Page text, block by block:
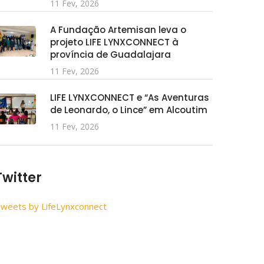
11 Fev, 2026
A Fundação Artemisan leva o
projeto LIFE LYNXCONNECT à
província de Guadalajara
11 Fev, 2026
LIFE LYNXCONNECT e “As Aventuras
de Leonardo, o Lince” em Alcoutim
11 Fev, 2026
by LifeLynxconnect